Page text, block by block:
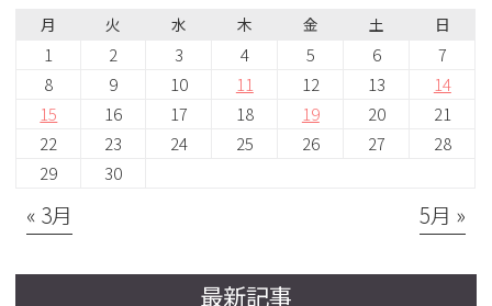
月 火 水 木 金 土 日
1 2 3 4 5 6
7
8
9 10 11 12 13
14
15
16 17 18 19 20
21
22
23 24 25 26 27
28
29
30
« 3月 5月 »
最新記事